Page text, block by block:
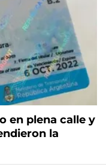
en plena calle y
la